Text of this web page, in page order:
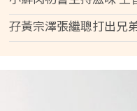
孖黃宗澤張繼聰打出兄